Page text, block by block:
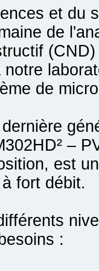
et du
de
notre
de
–
est
fort débit.
: